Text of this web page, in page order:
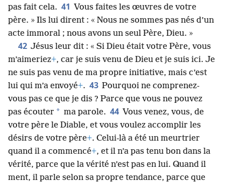
pas fait cela. 41 Vous faites les œuvres de votre
père. » Ils lui dirent : « Nous ne sommes pas nés d’un
acte immoral ; nous avons un seul Père, Dieu. »
42 Jésus leur dit : « Si Dieu était votre Père, vous
m’aimeriez+, car je suis venu de Dieu et je suis ici. Je
ne suis pas venu de ma propre initiative, mais c’est
lui qui m’a envoyé+. 43 Pourquoi ne comprenez-
vous pas ce que je dis ? Parce que vous ne pouvez
pas écouter * ma parole. 44 Vous venez, vous, de
votre père le Diable, et vous voulez accomplir les
désirs de votre père+. Celui-là a été un meurtrier
quand il a commencé+, et il n’a pas tenu bon dans la
vérité, parce que la vérité n’est pas en lui. Quand il
ment, il parle selon sa propre tendance, parce que